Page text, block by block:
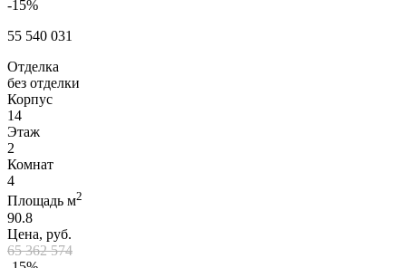
-15%
55 540 031
Отделка
без отделки
Корпус
14
Этаж
2
Комнат
4
Площадь м2
90.8
Цена, руб.
65 362 574